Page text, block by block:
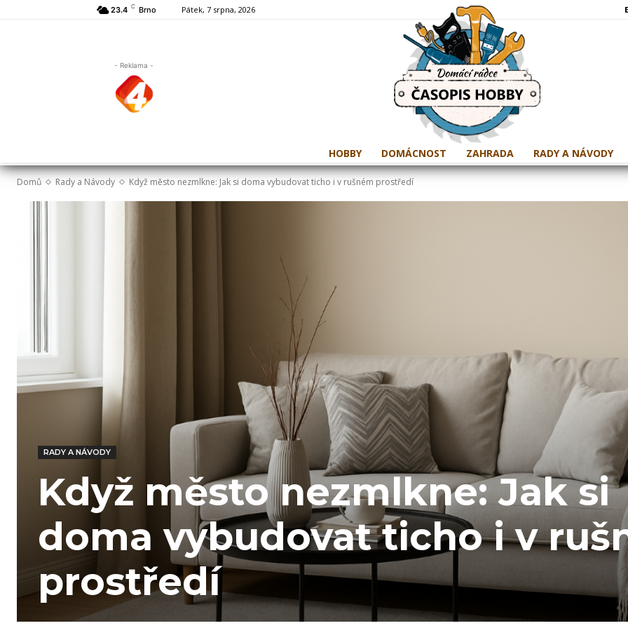
23.4 C Brno Pátek, 7 srpna, 2026
- Reklama -
HOBBY DOMÁCNOST ZAHRADA RADY A NÁVODY
Domů Rady a Návody Když město nezmlkne: Jak si doma vybudovat ticho i v rušném prostředí
RADY A NÁVODY
Když město nezmlkne: Jak si
doma vybudovat ticho i v
prostředí